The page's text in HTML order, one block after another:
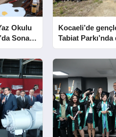
Okulu
Sona
Kocaeli’de
Tabiat
edebiyatla